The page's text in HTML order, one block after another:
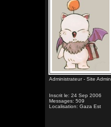
Administrateur - Site Admin
Inscrit le: 24 Sep 2006
Messages: 509
Localisation: Gaza Est